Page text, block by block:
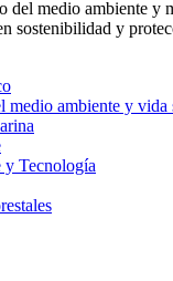
del medio ambiente y
sostenibilidad y
medio ambiente y vida
Tecnología